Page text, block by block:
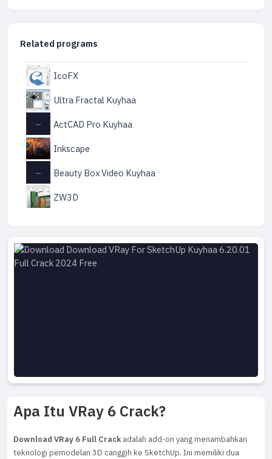
Apa Itu VRay 6 Crack?
Download VRay 6 Full Crack adalah add-on yang menambahkan
teknologi pemodelan 3D canggih ke SketchUp. Ini memiliki dua
Related programs
IcoFX
Ultra Fractal Kuyhaa
ActCAD Pro Kuyhaa
Inkscape
Beauty Box Video Kuyhaa
ZW3D